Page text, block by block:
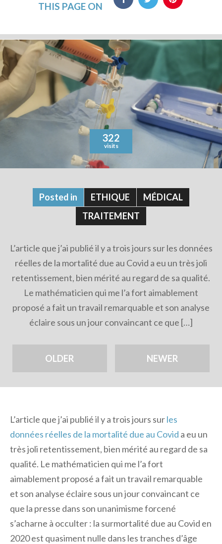
THIS PAGE ON
322
visits
Posted in ETHIQUE
MÉDICAL
TRAITEMENT
L’article que j’ai publié il y a trois jours sur les données
réelles de la mortalité due au Covid a eu un très joli
retentissement, bien mérité au regard de sa qualité.
Le mathématicien qui me l’a fort aimablement
proposé a fait un travail remarquable et son analyse
éclaire sous un jour convaincant ce que […]
OLDER NEWER
L’article que j’ai publié il y a trois jours surles
données réelles de la mortalité due au Covid a eu un
très joli retentissement, bien mérité au regard de sa
qualité. Le mathématicien qui me l’a fort
aimablement proposé a fait un travail remarquable
et son analyse éclaire sous un jour convaincant ce
que la presse dans son unanimisme forcené
s’acharne à occulter : la surmortalité due au Covid en
2020 est quasiment nulle dans les tranches d’âge